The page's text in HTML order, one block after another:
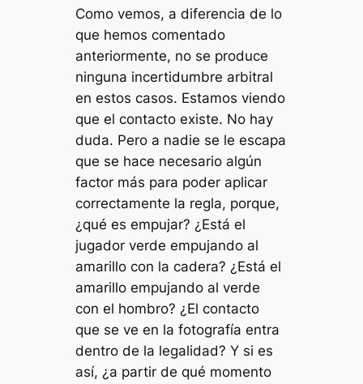
Como vemos, a diferencia de lo
que hemos comentado
anteriormente, no se produce
ninguna incertidumbre arbitral
en estos casos. Estamos viendo
que el contacto existe. No hay
duda. Pero a nadie se le escapa
que se hace necesario algún
factor más para poder aplicar
correctamente la regla, porque,
¿qué es empujar? ¿Está el
jugador verde empujando al
amarillo con la cadera? ¿Está el
amarillo empujando al verde
con el hombro? ¿El contacto
que se ve en la fotografía entra
dentro de la legalidad? Y si es
así, ¿a partir de qué momento